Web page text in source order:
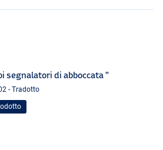
segnalatori di abboccata "
- Tradotto